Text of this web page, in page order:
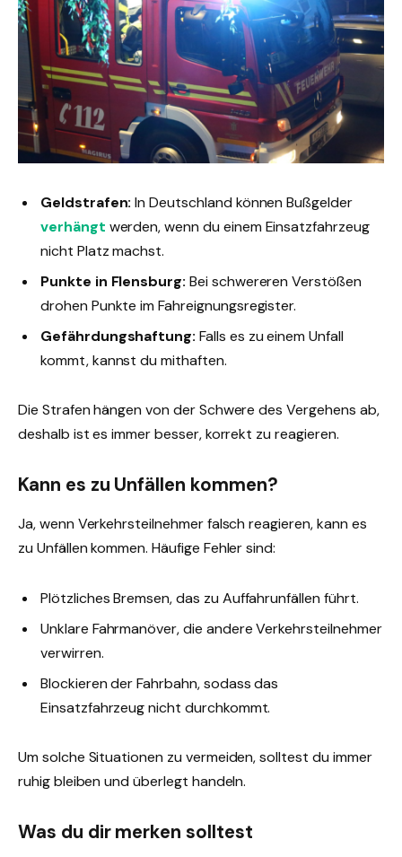
Geldstrafen: In Deutschland können Bußgelder
verhängt werden, wenn du einem Einsatzfahrzeug
nicht Platz machst.
Punkte in Flensburg: Bei schwereren Verstößen
drohen Punkte im Fahreignungsregister.
Gefährdungshaftung: Falls es zu einem Unfall
kommt, kannst du mithaften.
Die Strafen hängen von der Schwere des Vergehens ab,
deshalb ist es immer besser, korrekt zu reagieren.
Kann es zu Unfällen kommen?
Ja, wenn Verkehrsteilnehmer falsch reagieren, kann es
zu Unfällen kommen. Häufige Fehler sind:
Plötzliches Bremsen, das zu Auffahrunfällen führt.
Unklare Fahrmanöver, die andere Verkehrsteilnehmer
verwirren.
Blockieren der Fahrbahn, sodass das
Einsatzfahrzeug nicht durchkommt.
Um solche Situationen zu vermeiden, solltest du immer
ruhig bleiben und überlegt handeln.
Was du dir merken solltest